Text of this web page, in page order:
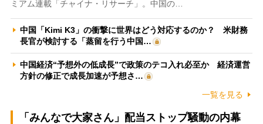
ミアム連載「チャイナ・リサーチ」。中国の…
中国「Kimi K3」の衝撃に世界はどう対応するのか？ 米財務
長官が検討する「蒸留を行う中国…
中国経済“予想外の低成長”で政策のテコ入れ必至か 経済運営
方針の修正で成長加速が予想さ…
一覧を見る
「みんなで大家さん」配当ストップ騒動の内幕